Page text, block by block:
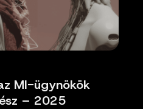
MI-ügynökök
– 2025